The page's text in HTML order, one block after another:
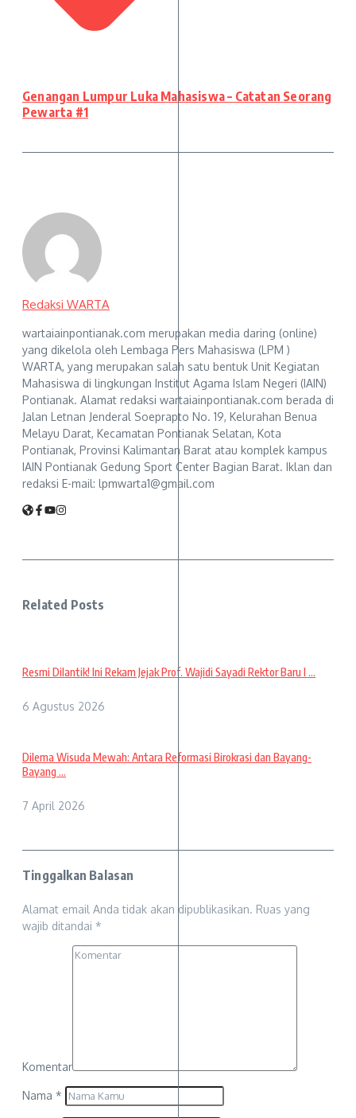
Genangan Lumpur Luka Mahasiswa – Catatan Seorang
Pewarta #1
Redaksi WARTA
wartaiainpontianak.com merupakan media daring (online)
yang dikelola oleh Lembaga Pers Mahasiswa (LPM )
WARTA, yang merupakan salah satu bentuk Unit Kegiatan
Mahasiswa di lingkungan Institut Agama Islam Negeri (IAIN)
Pontianak. Alamat redaksi wartaiainpontianak.com berada di
Jalan Letnan Jenderal Soeprapto No. 19, Kelurahan Benua
Melayu Darat, Kecamatan Pontianak Selatan, Kota
Pontianak, Provinsi Kalimantan Barat atau komplek kampus
IAIN Pontianak Gedung Sport Center Bagian Barat. Iklan dan
redaksi E-mail: lpmwarta1@gmail.com
Related Posts
Resmi Dilantik! Ini Rekam Jejak Prof. Wajidi Sayadi Rektor Baru I ...
6 Agustus 2026
Dilema Wisuda Mewah: Antara Reformasi Birokrasi dan Bayang-
Bayang ...
7 April 2026
Tinggalkan Balasan
Alamat email Anda tidak akan dipublikasikan. Ruas yang
wajib ditandai *
Komentar
Nama *